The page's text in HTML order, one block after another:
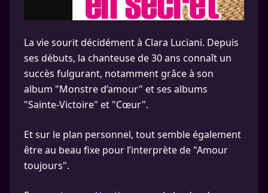
La vie sourit décidément à Clara Luciani. Depuis
ses débuts, la chanteuse de 30 ans connaît un
succès fulgurant, notamment grâce à son
album "Monstre d’amour" et ses albums
"Sainte-Victoire" et "Cœur".
Et sur le plan personnel, tout semble également
être au beau fixe pour l’interprète de "Amour
toujours".